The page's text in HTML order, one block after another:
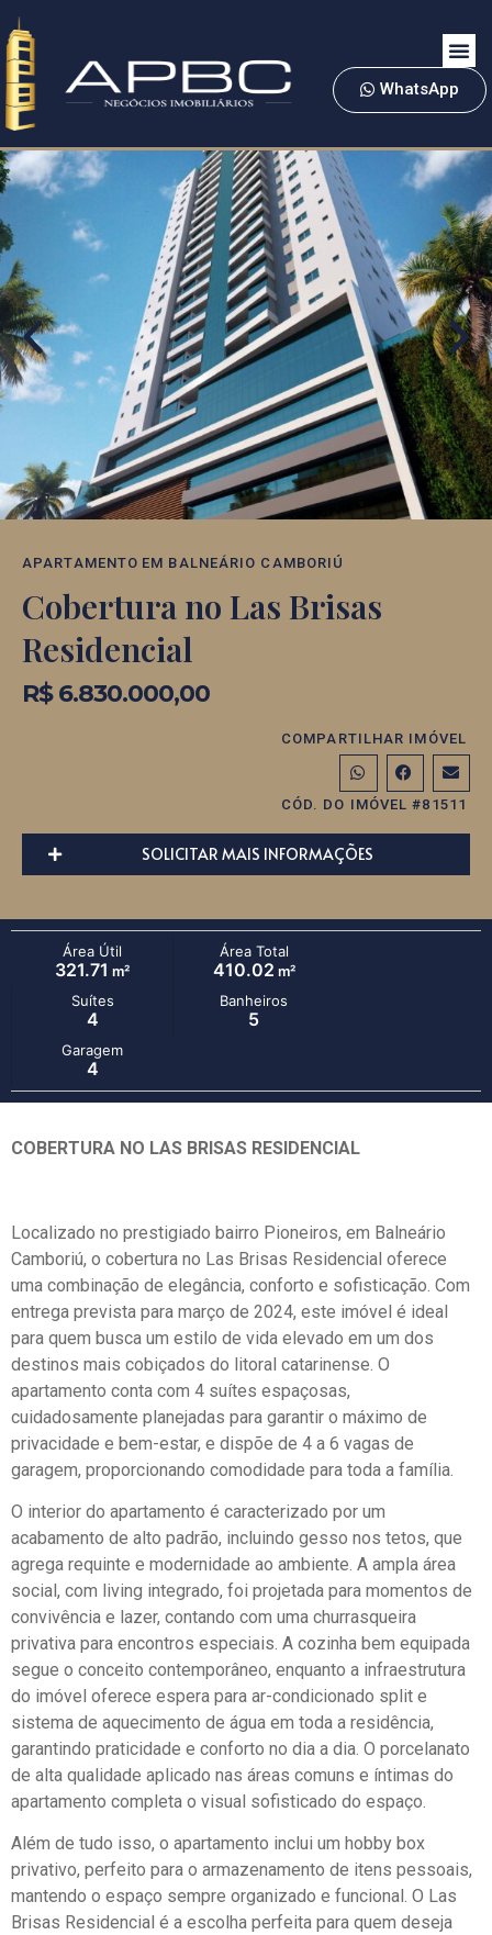
WhatsApp
APARTAMENTO EM BALNEÁRIO CAMBORIÚ
Cobertura no Las Brisas
Residencial
R$ 6.830.000,00
COMPARTILHAR IMÓVEL
CÓD. DO IMÓVEL #81511
SOLICITAR MAIS INFORMAÇÕES
Área Útil
321.71 m²
Área Total
410.02 m²
Suítes
4
Banheiros
5
Garagem
4
COBERTURA NO LAS BRISAS RESIDENCIAL
Localizado no prestigiado bairro Pioneiros, em Balneário
Camboriú, o cobertura no Las Brisas Residencial oferece
uma combinação de elegância, conforto e sofisticação. Com
entrega prevista para março de 2024, este imóvel é ideal
para quem busca um estilo de vida elevado em um dos
destinos mais cobiçados do litoral catarinense. O
apartamento conta com 4 suítes espaçosas,
cuidadosamente planejadas para garantir o máximo de
privacidade e bem-estar, e dispõe de 4 a 6 vagas de
garagem, proporcionando comodidade para toda a família.
O interior do apartamento é caracterizado por um
acabamento de alto padrão, incluindo gesso nos tetos, que
agrega requinte e modernidade ao ambiente. A ampla área
social, com living integrado, foi projetada para momentos de
convivência e lazer, contando com uma churrasqueira
privativa para encontros especiais. A cozinha bem equipada
segue o conceito contemporâneo, enquanto a infraestrutura
do imóvel oferece espera para ar-condicionado split e
sistema de aquecimento de água em toda a residência,
garantindo praticidade e conforto no dia a dia. O porcelanato
de alta qualidade aplicado nas áreas comuns e íntimas do
apartamento completa o visual sofisticado do espaço.
Além de tudo isso, o apartamento inclui um hobby box
privativo, perfeito para o armazenamento de itens pessoais,
mantendo o espaço sempre organizado e funcional. O Las
Brisas Residencial é a escolha perfeita para quem deseja